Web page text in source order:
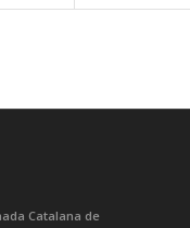
Catalana de